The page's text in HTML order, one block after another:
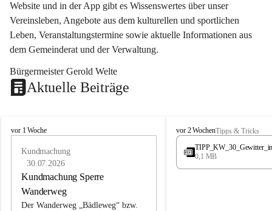
Website und in der App gibt es Wissenswertes über unser
Vereinsleben, Angebote aus dem kulturellen und sportlichen
Leben, Veranstaltungstermine sowie aktuelle Informationen aus
dem Gemeinderat und der Verwaltung.
Bürgermeister Gerold Welte
Aktuelle Beiträge
L
vor 1 Woche
Kundmachung
30.07.2026
Kundmachung Sperre
Wanderweg
Der Wanderweg „Bädleweg“ bzw.
L
a
e
vor 2 WochenTipps & Tricks
0,1 MB